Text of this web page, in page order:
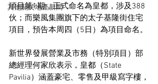
其他關於地產新聞
項目第1期，正式命名為皇都，涉及388
伙；而樂風集團旗下的太子基隆街住宅
項目，預告本周四（5日）為項目命名。
新世界發展營業及市務（特別項目）部
總經理何家欣表示，皇都（State
Pavilia）涵蓋豪宅、零售及甲級寫字樓，